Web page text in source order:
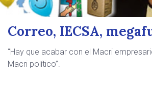
Correo, IECSA,
“Hay que acabar con el Macri
Macri político”.